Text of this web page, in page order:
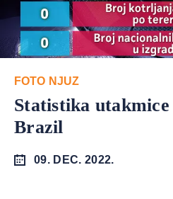
FOTO NJUZ
Statistika
Brazil
09. DEC. 2022.